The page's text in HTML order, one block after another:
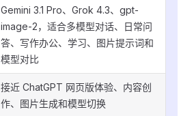
Gemini 3.1 Pro、Grok 4.3、gpt-
image-2，适合多模型对话、日常问
答、写作办公、学习、图片提示词和
模型对比
接近 ChatGPT 网页版体验、内容创
作、图片生成和模型切换